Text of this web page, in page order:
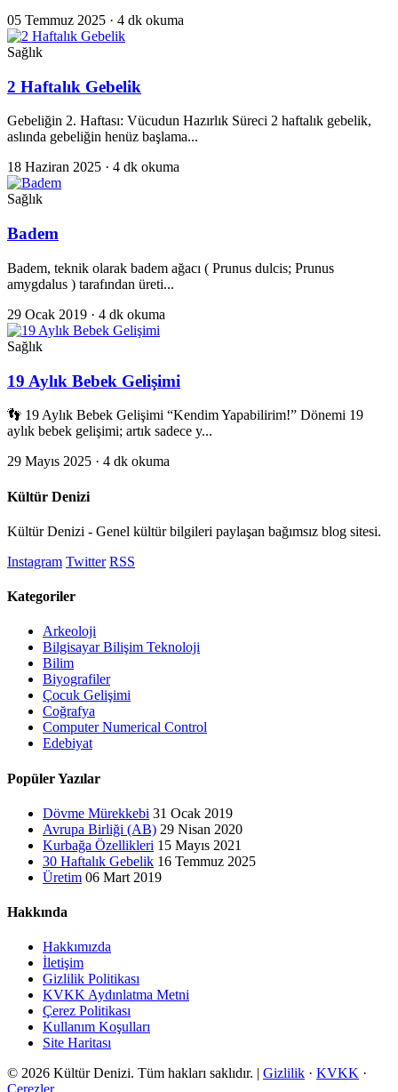
05 Temmuz 2025 · 4 dk okuma
Sağlık
2 Haftalık Gebelik
Gebeliğin 2. Haftası: Vücudun Hazırlık Süreci 2 haftalık gebelik,
aslında gebeliğin henüz başlama...
18 Haziran 2025 · 4 dk okuma
Sağlık
Badem
Badem, teknik olarak badem ağacı ( Prunus dulcis; Prunus
amygdalus ) tarafından üreti...
29 Ocak 2019 · 4 dk okuma
Sağlık
19 Aylık Bebek Gelişimi
👣 19 Aylık Bebek Gelişimi “Kendim Yapabilirim!” Dönemi 19
aylık bebek gelişimi; artık sadece y...
29 Mayıs 2025 · 4 dk okuma
Kültür Denizi
Kültür Denizi - Genel kültür bilgileri paylaşan bağımsız blog sitesi.
Instagram Twitter RSS
Kategoriler
Arkeoloji
Bilgisayar Bilişim Teknoloji
Bilim
Biyografiler
Çocuk Gelişimi
Coğrafya
Computer Numerical Control
Edebiyat
Popüler Yazılar
Dövme Mürekkebi 31 Ocak 2019
Avrupa Birliği (AB) 29 Nisan 2020
Kurbağa Özellikleri 15 Mayıs 2021
30 Haftalık Gebelik 16 Temmuz 2025
Üretim 06 Mart 2019
Hakkında
Hakkımızda
İletişim
Gizlilik Politikası
KVKK Aydınlatma Metni
Çerez Politikası
Kullanım Koşulları
Site Haritası
© 2026 Kültür Denizi. Tüm hakları saklıdır. | Gizlilik · KVKK ·